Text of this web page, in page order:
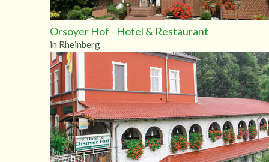
Orsoyer Hof - Hotel & Restaurant
in Rheinberg